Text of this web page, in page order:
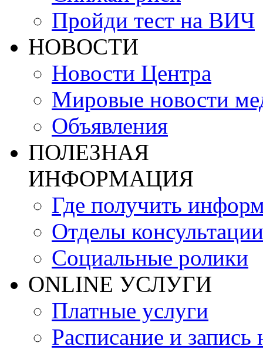
Пройди тест на ВИЧ
НОВОСТИ
Новости Центра
Мировые новости
Объявления
ПОЛЕЗНАЯ
ИНФОРМАЦИЯ
Где получить
Отделы консультации
Социальные ролики
ONLINE УСЛУГИ
Платные услуги
Расписание и запись